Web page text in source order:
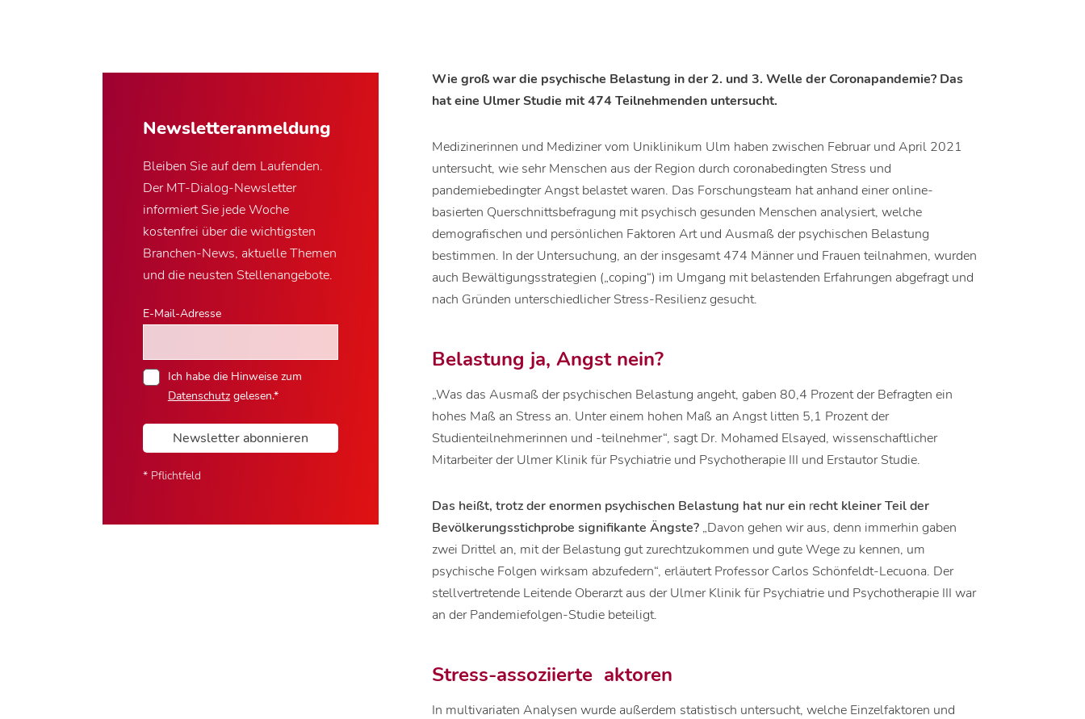
Newsletter­anmeldung
Bleiben Sie auf dem Laufenden.
Der MT-Dialog-Newsletter
informiert Sie jede Woche
kostenfrei über die wichtigsten
Branchen-News, aktuelle Themen
und die neusten Stellenangebote.
E-Mail-Adresse
Ich habe die Hinweise zum
Datenschutzgelesen.*
Newsletter abonnieren
* Pflichtfeld
Wie groß war die psychische Belastung in der 2. und 3. Welle der Coronapandemie? Das
hat eine Ulmer Studie mit 474 Teilnehmenden untersucht.
Medizinerinnen und Mediziner vom Uniklinikum Ulm haben zwischen Februar und April 2021
untersucht, wie sehr Menschen aus der Region durch coronabedingten Stress und
pandemiebedingter Angst belastet waren. Das Forschungsteam hat anhand einer online-
basierten Querschnittsbefragung mit psychisch gesunden Menschen analysiert, welche
demografischen und persönlichen Faktoren Art und Ausmaß der psychischen Belastung
bestimmen. In der Untersuchung, an der insgesamt 474 Männer und Frauen teilnahmen, wurden
auch Bewältigungsstrategien („coping“) im Umgang mit belastenden Erfahrungen abgefragt und
nach Gründen unterschiedlicher Stress-Resilienz gesucht.
Belastung ja, Angst nein?
„Was das Ausmaß der psychischen Belastung angeht, gaben 80,4 Prozent der Befragten ein
hohes Maß an Stress an. Unter einem hohen Maß an Angst litten 5,1 Prozent der
Studienteilnehmerinnen und -teilnehmer“, sagt Dr. Mohamed Elsayed, wissenschaftlicher
Mitarbeiter der Ulmer Klinik für Psychiatrie und Psychotherapie III und Erstautor Studie.
Das heißt, trotz der enormen psychischen Belastung hat nur ein recht kleiner Teil der
Bevölkerungsstichprobe signifikante Ängste? „Davon gehen wir aus, denn immerhin gaben
zwei Drittel an, mit der Belastung gut zurechtzukommen und gute Wege zu kennen, um
psychische Folgen wirksam abzufedern“, erläutert Professor Carlos Schönfeldt-Lecuona. Der
stellvertretende Leitende Oberarzt aus der Ulmer Klinik für Psychiatrie und Psychotherapie III war
an der Pandemiefolgen-Studie beteiligt.
Stress-assoziierte aktoren
In multivariaten Analysen wurde außerdem statistisch untersucht, welche Einzelfaktoren und